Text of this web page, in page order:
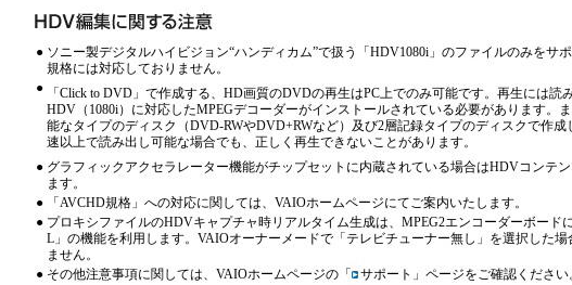
● ソニー製デジタルハイビジョン“ハンディカム”で扱う「HDV1080i」のファイルのみをサ
規格には対応しておりません。
●
「Click to DVD」で作成する、HD画質のDVDの再生はPC上でのみ可能です。再生には読
HDV（1080i）に対応したMPEGデコーダーがインストールされている必要があります。
能なタイプのディスク（DVD-RWやDVD+RWなど）及び2層記録タイプのディスクで作
速以上で読み出し可能な場合でも、正しく再生できないことがあります。
● グラフィックアクセラレーター機能がチップセットに内蔵されている場合はHDVコンテ
ます。
●
「AVCHD規格」への対応に関しては、VAIOホームページにてご案内いたします。
● プロキシファイルのHDVキャプチャ時リアルタイム生成は、MPEG2エンコーダーボード
L」の機能を利用します。VAIOオーナーメードで「テレビチューナー無し」を選択した
ません。
● その他注意事項に関しては、VAIOホームページの「 サポート 」ページをご確認ください